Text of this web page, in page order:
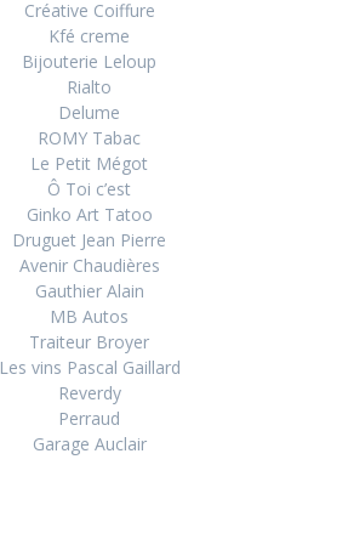
Créative Coiffure
Kfé creme
Bijouterie Leloup
Rialto
Delume
ROMY Tabac
Le Petit Mégot
Ô Toi c’est
Ginko Art Tatoo
Druguet Jean Pierre
Avenir Chaudières
Gauthier Alain
MB Autos
Traiteur Broyer
Les vins Pascal Gaillard
Reverdy
Perraud
Garage Auclair